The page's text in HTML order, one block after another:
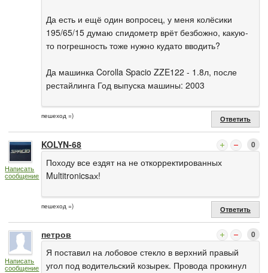
Да есть и ещё один вопросец, у меня колёсики
195/65/15 думаю спидометр врёт безбожно, какую-
то погрешность тоже нужно кудато вводить?
Да машинка Corolla Spacio ZZE122 - 1.8л, после
рестайлинга Год выпуска машины: 2003
пешеход =) Ответить
Написать
сообщение
KOLYN-68 0
Походу все ездят на не откорректированных
Multitronicsах!
пешеход =) Ответить
Написать
сообщение
петров 0
Я поставил на лобовое стекло в верхний правый
угол под водительский козырек. Провода прокинул